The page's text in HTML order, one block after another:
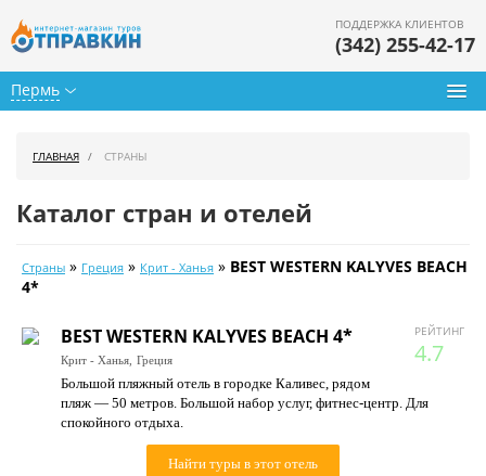
Пермь
ПОДДЕРЖКА КЛИЕНТОВ
(342) 255-42-17
Календарь туров
Цены дня
Страны
Как купить
ГЛАВНАЯ СТРАНЫ
Каталог стран и отелей
Страны » Греция » Крит - Ханья » BEST WESTERN KALYVES BEACH
4*
РЕЙТИНГ
4.7
BEST WESTERN KALYVES BEACH 4*
Крит - Ханья, Греция
Большой пляжный отель в городке Каливес, рядом
пляж — 50 метров. Большой набор услуг, фитнес-центр. Для
спокойного отдыха.
Найти туры в этот отель